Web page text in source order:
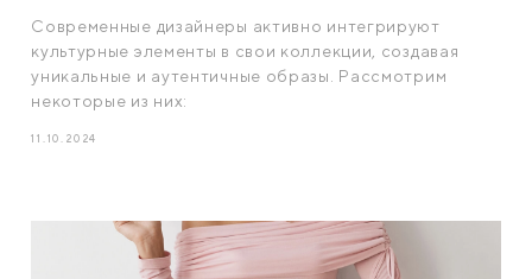
Современные дизайнеры активно интегрируют
культурные элементы в свои коллекции, создавая
уникальные и аутентичные образы. Рассмотрим
некоторые из них:
11.10.2024